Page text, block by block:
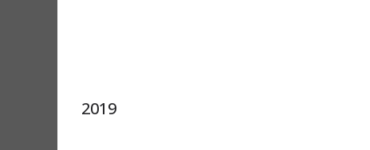
2019